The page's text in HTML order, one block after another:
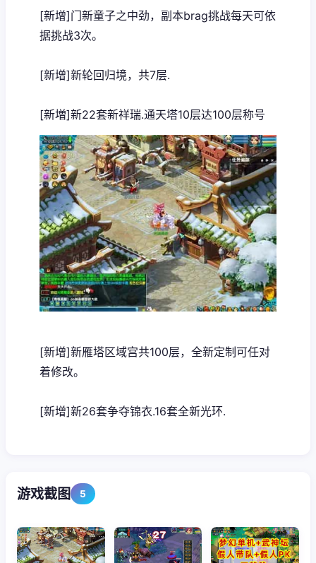
[新增]门新童子之中劲，副本brag挑战每天可依
据挑战3次。
[新增]新轮回归境，共7层.
[新増]新22套新祥瑞.通天塔10层达100层称号
[新增]新雁塔区域宫共100层，全新定制可任对
着修改。
[新增]新26套争夺锦衣.16套全新光环.
游戏截图 5